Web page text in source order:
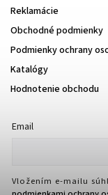
Reklamácie
Obchodné podmienky
Podmienky ochrany
Katalógy
Hodnotenie obchodu
Email
Vložením e-mailu